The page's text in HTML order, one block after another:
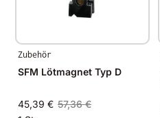
Zubehör
SFM Lötmagnet Typ D
45,39 € 57,36 €